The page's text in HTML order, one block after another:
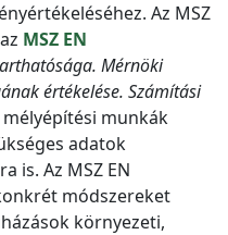
Az MSZ
MSZ EN
Mérnöki
értékelése. Számítási
munkák
adatok
is. Az MSZ EN
módszereket
környezeti,